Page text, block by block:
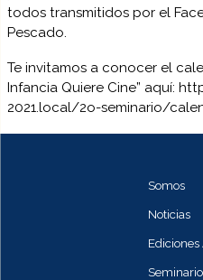
todos transmitidos por el
Pescado.
Te invitamos a conocer el
Infancia Quiere Cine” aquí:
2021.local/2o-seminario/
Somos
Noticias